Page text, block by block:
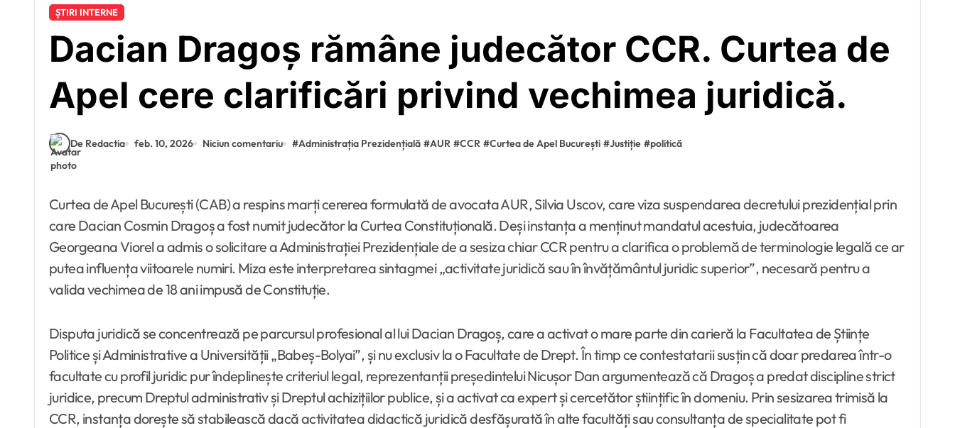
ȘTIRI INTERNE
Dacian Dragoș rămâne judecător CCR. Curtea de
Apel cere clarificări privind vechimea juridică.
De Redactia feb. 10, 2026 Niciun comentariu #Administrația Prezidențială #AUR #CCR #Curtea de Apel București #Justiție #politică
Curtea de Apel București (CAB) a respins marți cererea formulată de avocata AUR, Silvia Uscov, care viza suspendarea decretului prezidențial prin
care Dacian Cosmin Dragoș a fost numit judecător la Curtea Constituțională. Deși instanța a menținut mandatul acestuia, judecătoarea
Georgeana Viorel a admis o solicitare a Administrației Prezidențiale de a sesiza chiar CCR pentru a clarifica o problemă de terminologie legală ce ar
putea influența viitoarele numiri. Miza este interpretarea sintagmei „activitate juridică sau în învățământul juridic superior”, necesară pentru a
valida vechimea de 18 ani impusă de Constituție.
Disputa juridică se concentrează pe parcursul profesional al lui Dacian Dragoș, care a activat o mare parte din carieră la Facultatea de Științe
Politice și Administrative a Universității „Babeș-Bolyai”, și nu exclusiv la o Facultate de Drept. În timp ce contestatarii susțin că doar predarea într-o
facultate cu profil juridic pur îndeplinește criteriul legal, reprezentanții președintelui Nicușor Dan argumentează că Dragoș a predat discipline strict
juridice, precum Dreptul administrativ și Dreptul achizițiilor publice, și a activat ca expert și cercetător științific în domeniu. Prin sesizarea trimisă la
CCR, instanța dorește să stabilească dacă activitatea didactică juridică desfășurată în alte facultăți sau consultanța de specialitate pot fi